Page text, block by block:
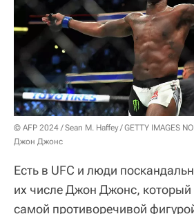
© AFP 2024 / Sean M. Haffey / GETTY IMAGES
Джон Джонс
Есть в UFC и люди
их числе Джон Джонс, который
самой противоречивой